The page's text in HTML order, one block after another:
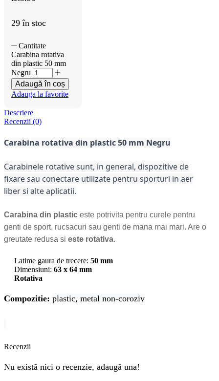
29 în stoc
Cantitate
Carabina rotativa
din plastic 50 mm
Negru
Adaugă în coș
Adauga la favorite
Descriere
Recenzii (0)
Carabina rotativa din plastic 50 mm Negru
Carabinele rotative sunt, in general, dispozitive de
fixare sau conectare utilizate pentru sporturi in aer
liber si alte aplicatii.
Carabina din plastic este potrivita pentru curele pentru
genti de sport, rucsacuri sau genti de mana mai mari. Are o
greutate redusa si este rotativa.
Latime gaura de trecere: 50mm
Dimensiuni: 63 x 64 mm
Rotativa
Compozitie: plastic, metal non-coroziv
Recenzii
Nu există nici o recenzie, adaugă una!